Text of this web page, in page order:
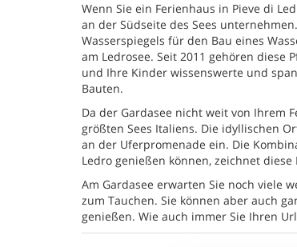
Wenn Sie ein Ferienhaus in Pieve di
an der Südseite des Sees
Wasserspiegels für den Bau eines
am Ledrosee. Seit 2011 gehören
und Ihre Kinder wissenswerte und
Bauten.
Da der Gardasee nicht weit von Ihrem
größten Sees Italiens. Die idyllischen
an der Uferpromenade ein. Die
Ledro genießen können, zeichnet diese
Am Gardasee erwarten Sie noch viele
zum Tauchen. Sie können aber auch
genießen. Wie auch immer Sie Ihren